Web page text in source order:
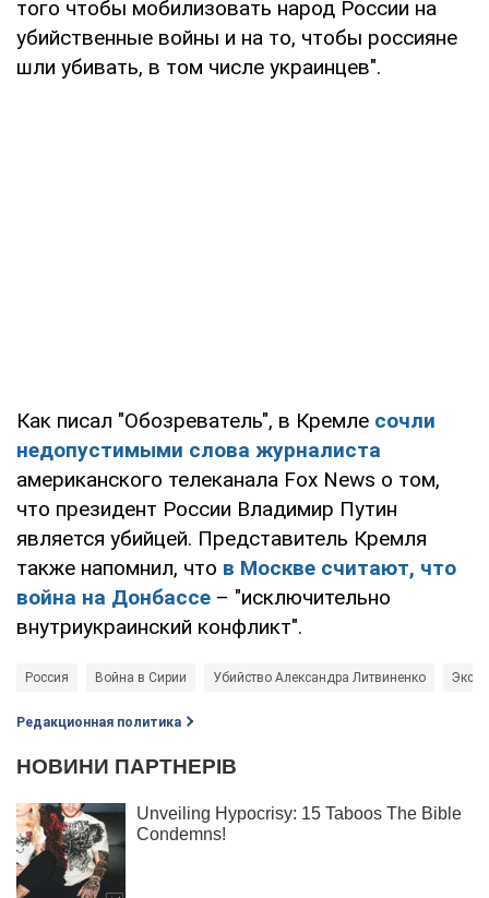
того чтобы мобилизовать народ России на
убийственные войны и на то, чтобы россияне
шли убивать, в том числе украинцев".
Как писал "Обозреватель", в Кремле сочли
недопустимыми слова журналиста
американского телеканала Fox News о том,
что президент России Владимир Путин
является убийцей. Представитель Кремля
также напомнил, что в Москве считают, что
война на Донбассе – "исключительно
внутриукраинский конфликт".
Россия Война в Сирии Убийство Александра Литвиненко
Редакционная политика